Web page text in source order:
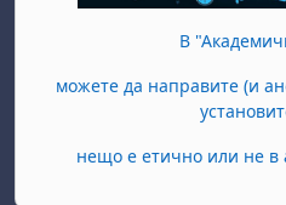
В
можете да направите (и
нещо е етично или не в